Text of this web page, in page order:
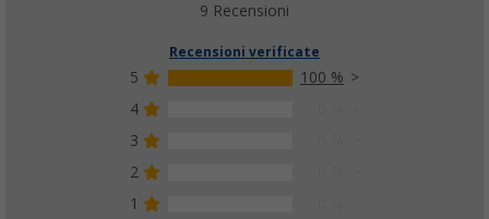
9 Recensioni
Recensioni verificate
5
100 %
4
3
2
1